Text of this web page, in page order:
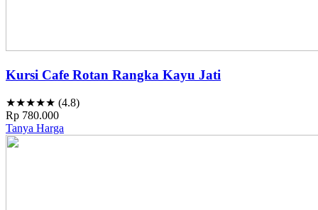
Kursi Cafe Rotan Rangka Kayu Jati
★★★★★ (4.8)
Rp 780.000
Tanya Harga